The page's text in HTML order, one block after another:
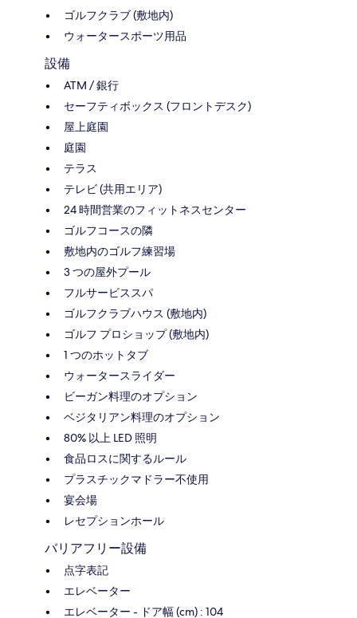
ゴルフクラブ (敷地内)
ウォータースポーツ用品
設備
ATM / 銀行
セーフティボックス (フロントデスク)
屋上庭園
庭園
テラス
テレビ (共用エリア)
24 時間営業のフィットネスセンター
ゴルフコースの隣
敷地内のゴルフ練習場
3 つの屋外プール
フルサービススパ
ゴルフクラブハウス (敷地内)
ゴルフ プロショップ (敷地内)
1 つのホットタブ
ウォータースライダー
ビーガン料理のオプション
ベジタリアン料理のオプション
80% 以上 LED 照明
食品ロスに関するルール
プラスチックマドラー不使用
宴会場
レセプションホール
バリアフリー設備
点字表記
エレベーター
エレベーター - ドア幅 (cm) : 104